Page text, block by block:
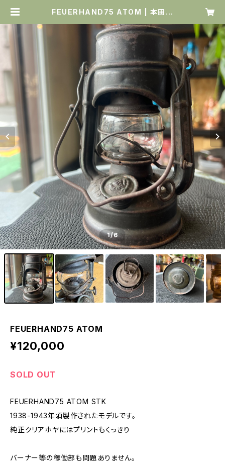
FEUERHAND75 ATOM | 本田蘭
1/6
FEUERHAND75 ATOM
¥120,000
SOLD OUT
FEUERHAND75 ATOM STK
1938-1943年頃製作されたモデルです。
純正クリアホヤにはプリントもくっきり
バーナー等の稼働部も問題ありません。